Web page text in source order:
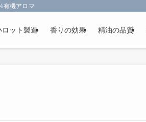
機アロマオイルを使用-フランス政府認定
ロット製造 香りの効果 精油の品質